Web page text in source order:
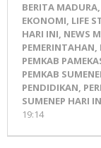
BERITA MADURA,
EKONOMI, LIFE
HARI INI, NEWS
PEMERINTAHAN,
PEMKAB
PEMKAB
PENDIDIKAN,
SUMENEP HARI
19:14
Madura